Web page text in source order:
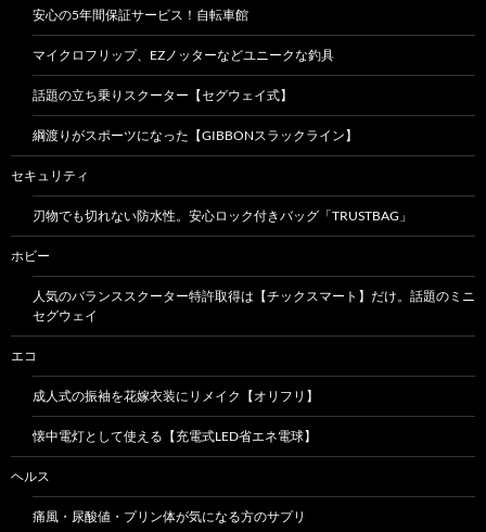
安心の5年間保証サービス！自転車館
マイクロフリップ、EZノッターなどユニークな釣具
話題の立ち乗りスクーター【セグウェイ式】
綱渡りがスポーツになった【GIBBONスラックライン】
セキュリティ
刃物でも切れない防水性。安心ロック付きバッグ「TRUSTBAG」
ホビー
人気のバランススクーター特許取得は【チックスマート】だけ。話題のミニ
セグウェイ
エコ
成人式の振袖を花嫁衣装にリメイク【オリフリ】
懐中電灯として使える【充電式LED省エネ電球】
ヘルス
痛風・尿酸値・プリン体が気になる方のサプリ